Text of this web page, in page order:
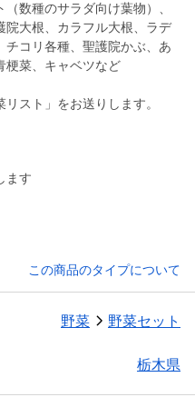
数種のサラダ向け葉物）、
院大根、カラフル大根、ラデ
チコリ各種、聖護院かぶ、あ
梗菜、キャベツなど
スト」をお送りします。
ます
この商品のタイプについて
野菜 野菜セット
栃木県